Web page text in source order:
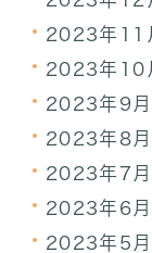
2023年11
2023年10
2023年9月
2023年8月
2023年7月
2023年6月
2023年5月